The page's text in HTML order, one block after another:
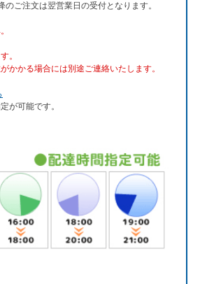
ご注文は翌営業日の受付となります。
。
かかる場合には別途ご連絡いたします。
が可能です。